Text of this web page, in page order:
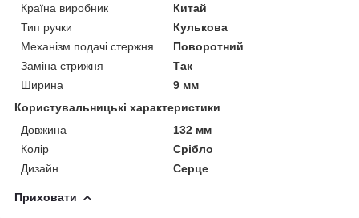
Країна виробник
Китай
Тип ручки
Кулькова
Механізм подачі стержня
Поворотний
Заміна стрижня
Так
Ширина
9 мм
Користувальницькі характеристики
Довжина
132 мм
Колір
Срібло
Дизайн
Серце
Приховати